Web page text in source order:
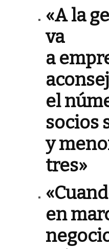
«A la
va
a
el
socios
y
tres»
en